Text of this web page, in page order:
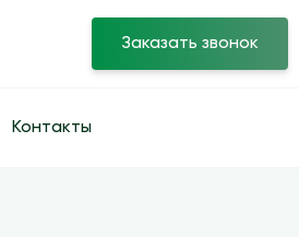
Заказать звонок
Контакты